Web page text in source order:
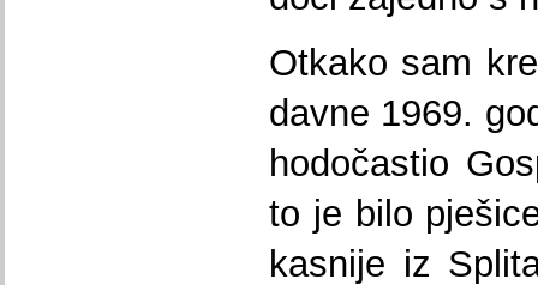
Otkako sam
davne 1969.
hodočastio
to je bilo
kasnije iz